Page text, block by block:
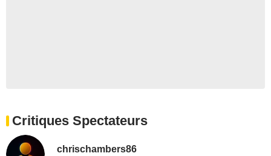
Critiques Spectateurs
chrischambers86